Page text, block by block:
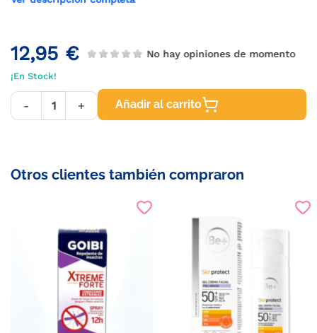
12,95 € No hay opiniones de momento
¡En Stock!
- + Añadir al carrito
Otros clientes también compraron